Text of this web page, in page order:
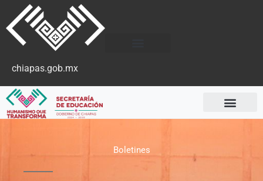
chiapas.gob.mx
Boletines